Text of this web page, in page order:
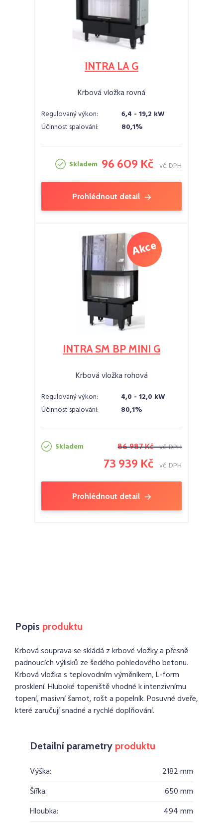
INTRA LA G
Krbová vložka rovná
Regulovaný výkon:
6,4 - 19,2 kW
Účinnost spalování:
80,1%
Skladem 96 609 Kč vč. DPH
Prohlédnout detail
INTRA SM BP MINI G
Krbová vložka rohová
Regulovaný výkon:
4,0 - 12,0 kW
Účinnost spalování:
80,1%
Skladem 86 987 Kč vč. DPH
73 939 Kč vč. DPH
Prohlédnout detail
Popis produktu
Krbová souprava se skládá z krbové vložky a přesně
padnoucích výlisků ze šedého pohledového betonu.
Krbová vložka s teplovodním výměníkem, L-form
prosklení. Hluboké topeniště vhodné k intenzivnímu
topení, masivní šamot, rošt a popelník. Posuvné dveře,
které zaručují snadné a rychlé doplňování.
Detailní parametry produktu
Výška:
2182 mm
Šířka:
650 mm
Hloubka:
494 mm